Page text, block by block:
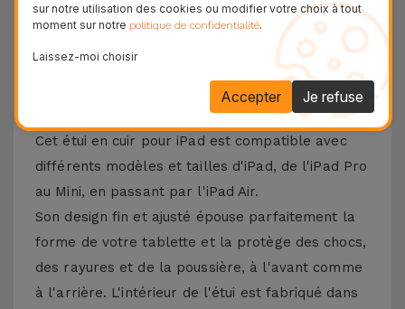
qualité, cet étui pour tablette offre un toucher
doux, une finition élégante et une grande
résistance à l'usure quotidienne.
Caractéristiques de le Coque iPad en Cuir
Cet étui en cuir pour iPad est compatible avec
différents modèles et tailles d'iPad, de l'iPad Pro
au Mini, en passant par l'iPad Air.
Son design fin et ajusté épouse parfaitement la
forme de votre tablette et la protège des chocs,
des rayures et de la poussière, à l'avant comme
à l'arrière. L'intérieur de l'étui est fabriqué dans
sur notre utilisation des cookies ou modifier votre choix à tout
moment sur notre politique de confidentialité.
Laissez-moi choisir
Je refuse
Accepter